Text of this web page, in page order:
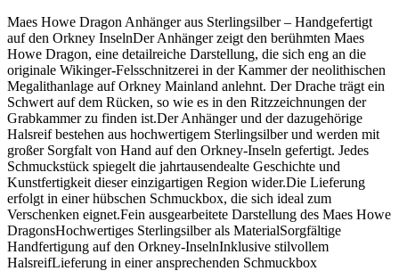
Maes Howe Dragon Anhänger aus Sterlingsilber – Handgefertigt
auf den Orkney InselnDer Anhänger zeigt den berühmten Maes
Howe Dragon, eine detailreiche Darstellung, die sich eng an die
originale Wikinger-Felsschnitzerei in der Kammer der neolithischen
Megalithanlage auf Orkney Mainland anlehnt. Der Drache trägt ein
Schwert auf dem Rücken, so wie es in den Ritzzeichnungen der
Grabkammer zu finden ist.Der Anhänger und der dazugehörige
Halsreif bestehen aus hochwertigem Sterlingsilber und werden mit
großer Sorgfalt von Hand auf den Orkney-Inseln gefertigt. Jedes
Schmuckstück spiegelt die jahrtausendealte Geschichte und
Kunstfertigkeit dieser einzigartigen Region wider.Die Lieferung
erfolgt in einer hübschen Schmuckbox, die sich ideal zum
Verschenken eignet.Fein ausgearbeitete Darstellung des Maes Howe
DragonsHochwertiges Sterlingsilber als MaterialSorgfältige
Handfertigung auf den Orkney-InselnInklusive stilvollem
HalsreifLieferung in einer ansprechenden Schmuckbox